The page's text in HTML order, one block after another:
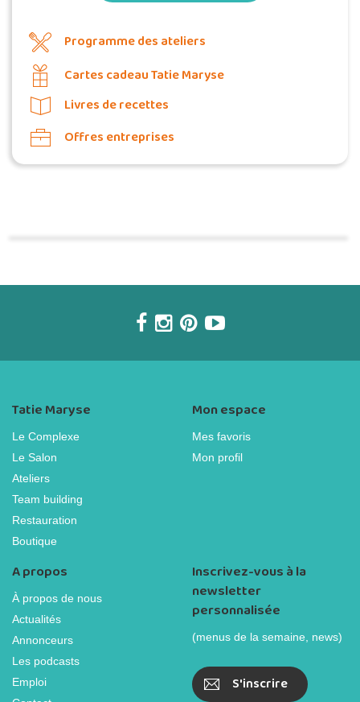
Programme des ateliers
Cartes cadeau Tatie Maryse
Livres de recettes
Offres entreprises
Tatie Maryse
Le Complexe
Le Salon
Ateliers
Team building
Restauration
Boutique
Mon espace
Mes favoris
Mon profil
A propos
À propos de nous
Actualités
Annonceurs
Les podcasts
Emploi
Inscrivez-vous à la
newsletter
personnalisée
(menus de la semaine, news)
S'inscrire